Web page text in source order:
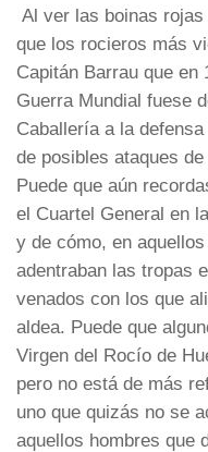
Al ver las boinas
que los rocieros más
Capitán Barrau que en
Guerra Mundial fuese
Caballería a la
de posibles ataques
Puede que aún
el Cuartel General en
y de cómo, en
adentraban las tropas
venados con los que
aldea. Puede que
Virgen del Rocío de
pero no está de más
uno que quizás no se
aquellos hombres que